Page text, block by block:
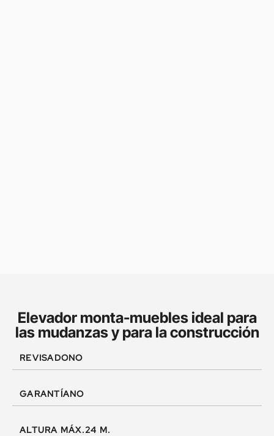
Elevador monta-muebles ideal para
las mudanzas y para la construcción
REVISADONO
GARANTÍANO
ALTURA MÁX.24 M.